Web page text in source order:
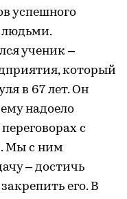
успешного
ученик –
который
в 67 лет. Он
надоело
с
Мы с ним
– достичь
его. В